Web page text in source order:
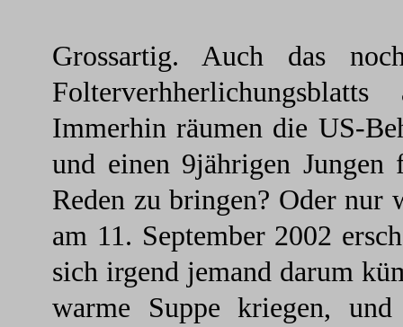
Grossartig. Auch das
Immerhin räumen die US-
und einen 9jährigen
Reden zu bringen? Oder nur
am 11. September 2002
sich irgend jemand darum
warme Suppe kriegen,